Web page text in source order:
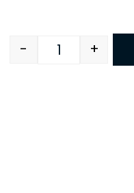
Quantity
- +